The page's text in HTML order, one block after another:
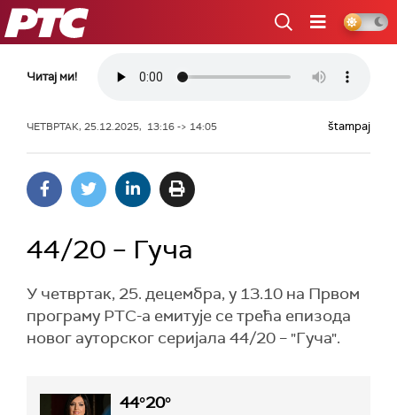
РТС
Читај ми!
ЧЕТВРТАК, 25.12.2025, 13:16 -> 14:05 štampaj
44/20 – Гуча
У четвртак, 25. децембра, у 13.10 на Првом
програму РТС-а емитује се трећа епизода
новог ауторског серијала 44/20 – "Гуча".
44°20°